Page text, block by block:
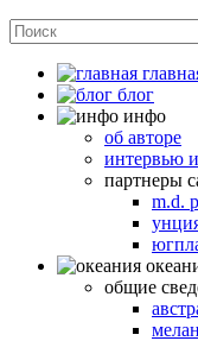
блог
инфо
об авторе
интервью
партнеры
m.d.
общие